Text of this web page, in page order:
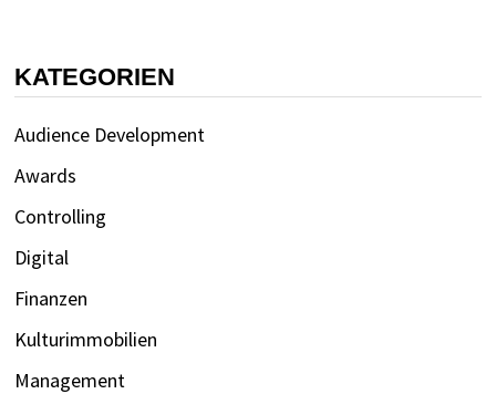
KATEGORIEN
Audience Development
Awards
Controlling
Digital
Finanzen
Kulturimmobilien
Management